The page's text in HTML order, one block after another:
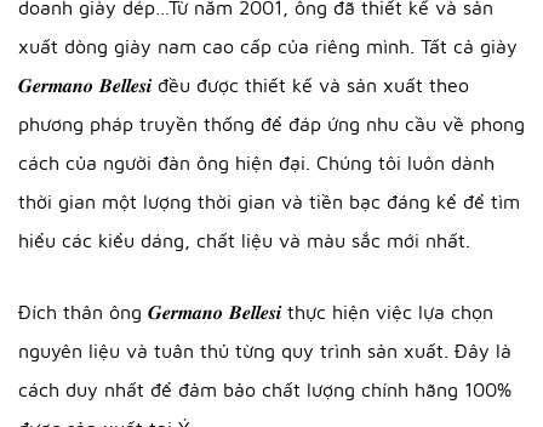
doanh giày dép…Từ năm 2001, ông đã thiết kế và sản
xuất dòng giày nam cao cấp của riêng mình. Tất cả giày
𝑮𝒆𝒓𝒎𝒂𝒏𝒐 𝑩𝒆𝒍𝒍𝒆𝒔𝒊 đều được thiết kế và sản xuất theo
phương pháp truyền thống để đáp ứng nhu cầu về phong
cách của người đàn ông hiện đại. Chúng tôi luôn dành
thời gian một lượng thời gian và tiền bạc đáng kể để tìm
hiểu các kiểu dáng, chất liệu và màu sắc mới nhất.
Đích thân ông 𝑮𝒆𝒓𝒎𝒂𝒏𝒐 𝑩𝒆𝒍𝒍𝒆𝒔𝒊 thực hiện việc lựa chọn
nguyên liệu và tuân thủ từng quy trình sản xuất. Đây là
cách duy nhất để đảm bảo chất lượng chính hãng 100%